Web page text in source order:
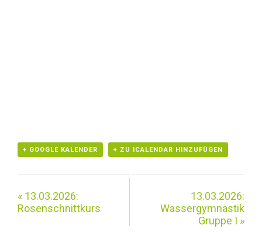
+ GOOGLE KALENDER + ZU ICALENDAR HINZUFÜGEN
« 13.03.2026:
Rosenschnittkurs
13.03.2026:
Wassergymnastik
Gruppe I »